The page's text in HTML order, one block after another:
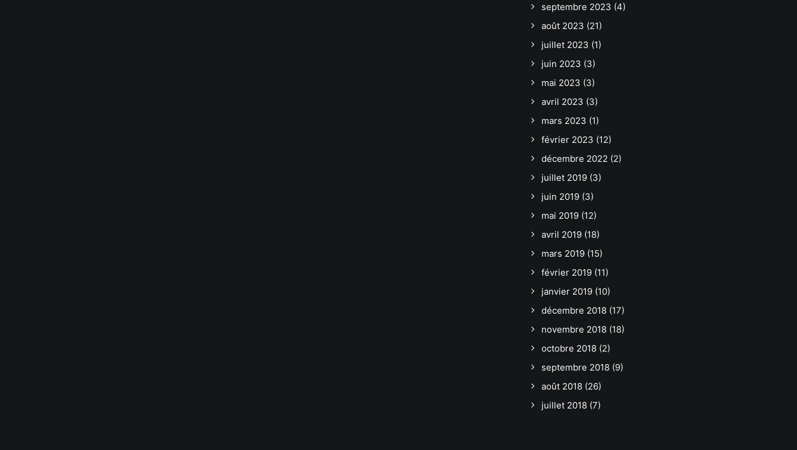
septembre 2023 (4)
août 2023 (21)
juillet 2023 (1)
juin 2023 (3)
mai 2023 (3)
avril 2023 (3)
mars 2023 (1)
février 2023 (12)
décembre 2022 (2)
juillet 2019 (3)
juin 2019 (3)
mai 2019 (12)
avril 2019 (18)
mars 2019 (15)
février 2019 (11)
janvier 2019 (10)
décembre 2018 (17)
novembre 2018 (18)
octobre 2018 (2)
septembre 2018 (9)
août 2018 (26)
juillet 2018 (7)